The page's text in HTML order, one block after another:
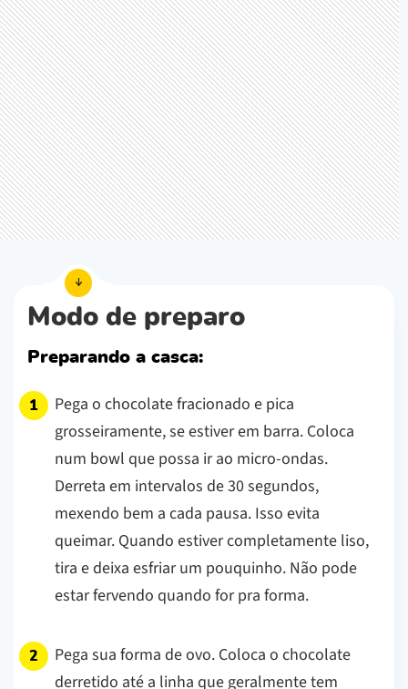
Modo de preparo
Preparando a casca:
Pega o chocolate fracionado e pica
grosseiramente, se estiver em barra. Coloca
num bowl que possa ir ao micro-ondas.
Derreta em intervalos de 30 segundos,
mexendo bem a cada pausa. Isso evita
queimar. Quando estiver completamente liso,
tira e deixa esfriar um pouquinho. Não pode
estar fervendo quando for pra forma.
Pega sua forma de ovo. Coloca o chocolate
derretido até a linha que geralmente tem